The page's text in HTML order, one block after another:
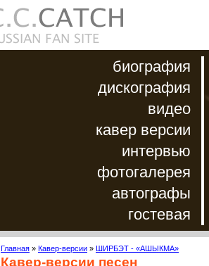
биография
дискография
видео
кавер версии
интервью
фотогалерея
автографы
гостевая
Главная » Кавер-версии » ШИРБЭТ - «АШЫКМА»
Кавер-версии песен